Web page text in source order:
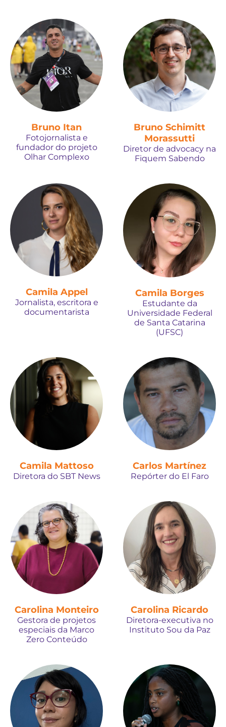
Bruno Itan
Fotojornalista e
fundador do projeto
Olhar Complexo
Bruno Schimitt
Morassutti
Diretor de advocacy na
Fiquem Sabendo
Camila Appel
Jornalista, escritora e
documentarista
Camila Borges
Estudante da
Universidade Federal
de Santa Catarina
(UFSC)
Camila Mattoso
Diretora do SBT News
Carlos Martínez
Repórter do El Faro
Carolina Monteiro
Gestora de projetos
especiais da Marco
Zero Conteúdo
Carolina Ricardo
Diretora-executiva no
Instituto Sou da Paz